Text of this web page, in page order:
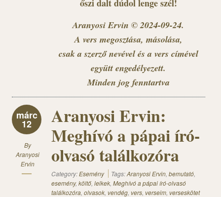
őszi dalt dúdol lenge szél!
Aranyosi Ervin © 2024-09-24.
A vers megosztása, másolása,
csak a szerző nevével és a vers címével
együtt engedélyezett.
Minden jog fenntartva
márc
12
By
Aranyosi
Ervin
Aranyosi Ervin:
Meghívó a pápai író-
olvasó találkozóra
Category:Esemény Tags:Aranyosi Ervin, bemutató,
esemény, költő, lelkek, Meghívó a pápai író-olvasó
találkozóra, olvasok, vendég, vers, verseim, verseskötet